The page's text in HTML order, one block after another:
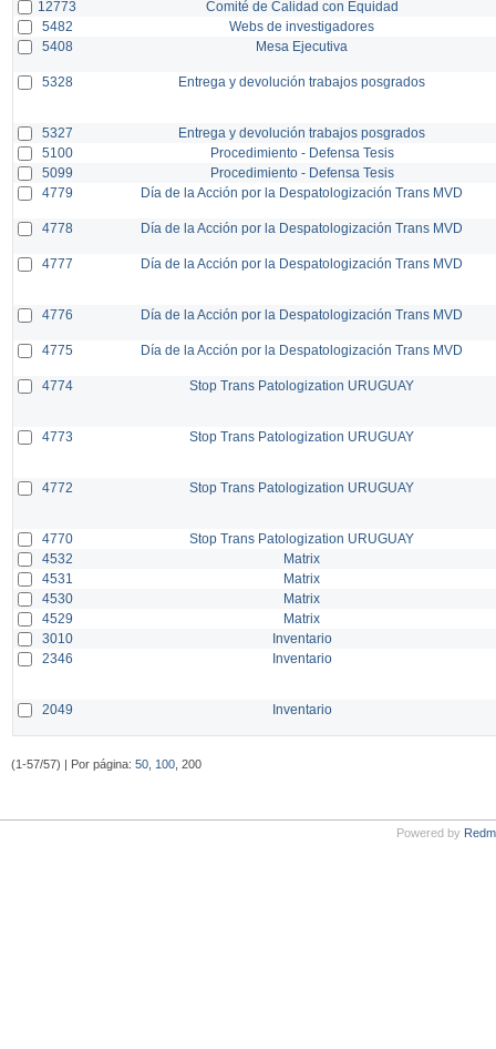
12773
Comité de Calidad con Equidad
5482
Webs de investigadores
5408
Mesa Ejecutiva
5328 Entrega y devolución trabajos posgrados
5327
Entrega y devolución trabajos posgrados
5100
Procedimiento - Defensa Tesis
5099
Procedimiento - Defensa Tesis
4779
Día de la Acción por la Despatologización Trans MVD
4778 Día de la Acción por la Despatologización Trans MVD
4777 Día de la Acción por la Despatologización Trans MVD
4776 Día de la Acción por la Despatologización Trans MVD
4775 Día de la Acción por la Despatologización Trans MVD
4774 Stop Trans Patologization URUGUAY
4773 Stop Trans Patologization URUGUAY
4772 Stop Trans Patologization URUGUAY
4770
Stop Trans Patologization URUGUAY
4532
Matrix
4531
Matrix
4530
Matrix
4529
Matrix
3010
Inventario
2346
Inventario
2049 Inventario
(1-57/57) | Por página: 50 100 , 200
Powered by